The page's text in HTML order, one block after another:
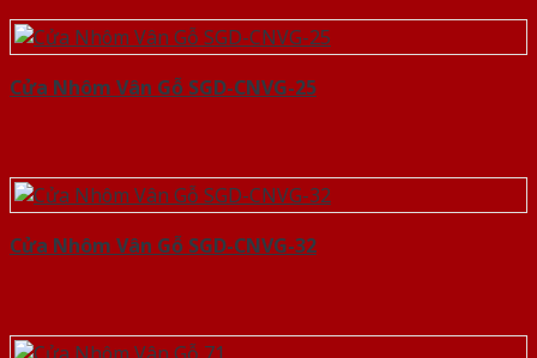
Cửa Nhôm Vân Gỗ SGD-CNVG-25
Cửa Nhôm Vân Gỗ SGD-CNVG-32